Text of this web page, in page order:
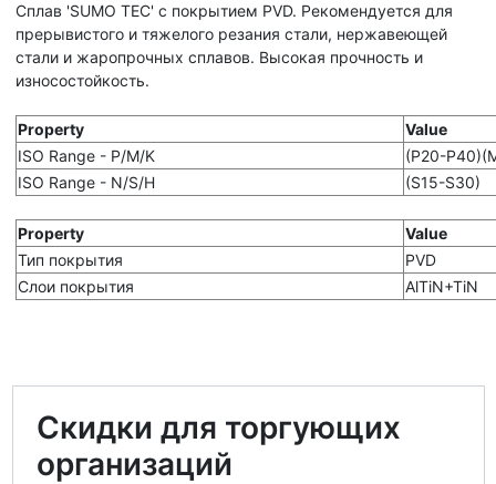
Сплав 'SUMO TEC' с покрытием PVD. Рекомендуется для
прерывистого и тяжелого резания стали, нержавеющей
стали и жаропрочных сплавов. Высокая прочность и
износостойкость.
Property
Value
ISO Range - P/M/K
(P20-
ISO Range - N/S/H
(S15-S30)
Property
Value
Тип покрытия
PVD
Слои покрытия
AlTiN+TiN
Скидки для торгующих
организаций